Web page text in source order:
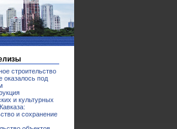
строительство
оказалось под
и культурных
и сохранение